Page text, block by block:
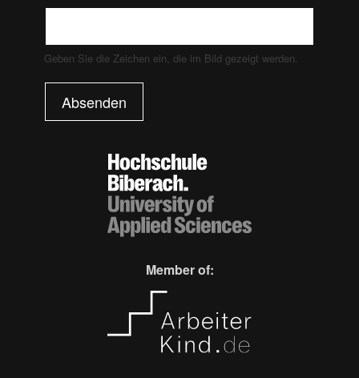
Geben Sie die Zeichen ein, die im Bild gezeigt werden.
Absenden
Member of: